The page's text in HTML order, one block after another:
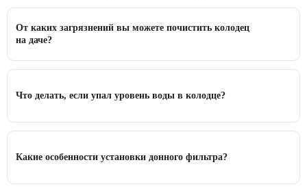
От каких загрязнений вы можете почистить колодец
на даче?
Что делать, если упал уровень воды в колодце?
Какие особенности установки донного фильтра?